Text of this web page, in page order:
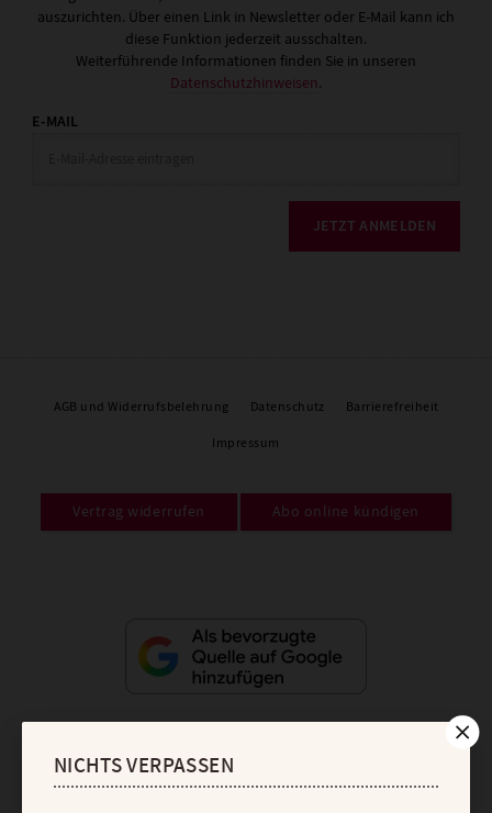
auszurichten. Über einen Link in Newsletter oder E-Mail kann ich
diese Funktion jederzeit ausschalten.
Weiterführende Informationen finden Sie in unseren
Datenschutzhinweisen.
E-MAIL
JETZT ANMELDEN
AGB und Widerrufsbelehrung Datenschutz Barrierefreiheit
Impressum
Vertrag widerrufen Abo online kündigen
Nach oben
NICHTS VERPASSEN